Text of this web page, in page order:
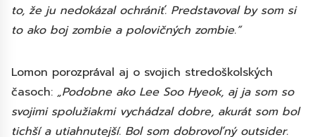
to, že ju nedokázal ochrániť. Predstavoval by som si
to ako boj zombie a polovičných zombie.”
Lomon porozprával aj o svojich stredoškolských
časoch: „Podobne ako Lee Soo Hyeok, aj ja som so
svojimi spolužiakmi vychádzal dobre, akurát som bol
tichší a utiahnutejší. Bol som dobrovoľný outsider.